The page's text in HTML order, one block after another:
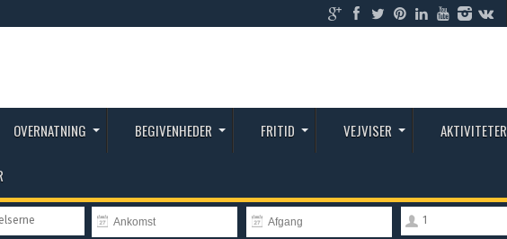
OVERNATNING BEGIVENHEDER FRITID VEJVISER AKTIVITETER
1